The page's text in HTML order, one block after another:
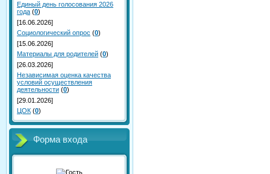
Единый день голосования 2026
года (0)
[16.06.2026]
Социологический опрос (0)
[15.06.2026]
Материалы для родителей (0)
[26.03.2026]
Независимая оценка качества
условий осуществления
деятельности (0)
[29.01.2026]
ЦОК (0)
Форма входа